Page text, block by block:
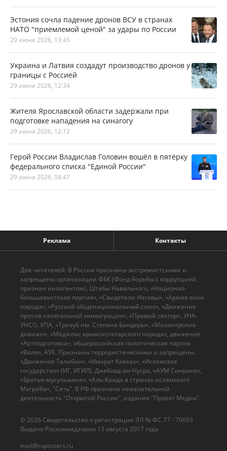
Эстония сочла падение дронов ВСУ в странах
НАТО "приемлемой ценой" за удары по России
29 июня 2026, 13:45
Украина и Латвия создадут производство дронов у
границы с Россией
29 июня 2026, 12:34
Жителя Ярославской области задержали при
подготовке нападения на синагогу
29 июня 2026, 12:12
Герой России Владислав Головин вошёл в пятёрку
федерального списка "Единой России"
29 июня 2026, 04:47
Реклама Контакты
© 2026 Cвидетельство о регистрации ЭЛ № ФС 77 - 70693
Выдано Роскомнадзором 15 августа 2017 года
mail@ruposters.ru
Для читателей: В России признаны экстремистскими и
запрещены организации ФБК (Фонд борьбы с коррупцией,
признан иноагентом), Штабы Навального, «Национал-
большевистская партия», «Свидетели Иеговы», «Армия воли
народа», «Русский общенациональный союз», «Движение
против нелегальной иммиграции», «Правый сектор», УНА-
УНСО, УПА, «Тризуб им. Степана Бандеры», «Мизантропик
дивижн», «Меджлис крымскотатарского народа», движение
«Артподготовка», общероссийская политическая партия
«Воля», АУЕ. Признаны террористическими и запрещены:
«Движение Талибан», «Имарат Кавказ», «Исламское
государство» (ИГ, ИГИЛ), Джебхад-ан-Нусра, «АУМ Синрике»,
«Братья-мусульмане», «Аль-Каида в странах исламского
Магриба», "Сеть". В РФ признана нежелательной
деятельность "Открытой России", издания "Проект Медиа".